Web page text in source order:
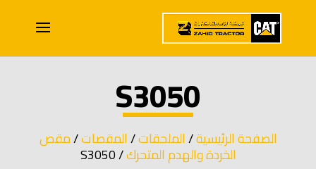
S3050
الصفحة الرئيسية/الملحقات/المقصات/مقص
الخردة والهدم المتحرك/ S3050